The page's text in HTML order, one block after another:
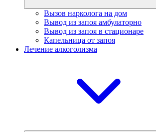
Вызов нарколога на дом
Вывод из запоя амбулаторно
Вывод из запоя в стационаре
Капельница от запоя
Лечение алкоголизма